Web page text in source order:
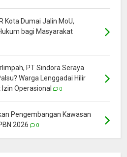
Kota Dumai Jalin MoU,
bagi Masyarakat
PT Sindora Seraya
Warga Lenggadai Hilir
Operasional
0
Pengembangan Kawasan
2026
0